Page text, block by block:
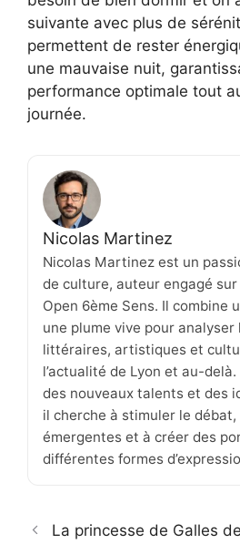
suivante avec plus de
permettent de rester
une mauvaise nuit,
performance optimale tout
journée.
Nicolas Martinez
Nicolas Martinez est un
de culture, auteur engagé
Open 6ème Sens. Il combine
une plume vive pour analyser
littéraires, artistiques et
l’actualité de Lyon et au-delà.
des nouveaux talents et des
il cherche à stimuler le
émergentes et à créer des
différentes formes
La princesse de Galles